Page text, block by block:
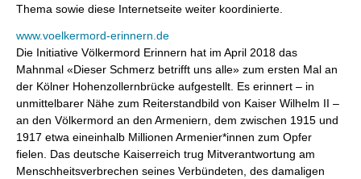
Thema sowie diese Internetseite weiter koordinierte.
www.voelkermord-erinnern.de
Die Initiative Völkermord Erinnern hat im April 2018 das
Mahnmal «Dieser Schmerz betrifft uns alle» zum ersten Mal an
der Kölner Hohenzollernbrücke aufgestellt. Es erinnert – in
unmittelbarer Nähe zum Reiterstandbild von Kaiser Wilhelm II –
an den Völkermord an den Armeniern, dem zwischen 1915 und
1917 etwa eineinhalb Millionen Armenier*innen zum Opfer
fielen. Das deutsche Kaiserreich trug Mitverantwortung am
Menschheitsverbrechen seines Verbündeten, des damaligen